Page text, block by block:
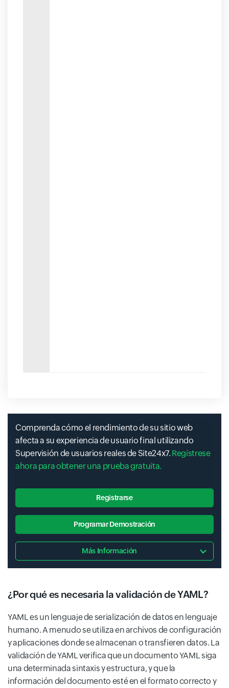
Comprenda cómo el rendimiento de su sitio web
afecta a su experiencia de usuario final utilizando
Supervisión de usuarios reales de Site24x7. Regístrese
ahora para obtener una prueba gratuita.
Registrarse
Programar Demostración
Más Información
¿Por qué es necesaria la validación de YAML?
YAML es un lenguaje de serialización de datos en lenguaje
humano. A menudo se utiliza en archivos de configuración
y aplicaciones donde se almacenan o transfieren datos. La
validación de YAML verifica que un documento YAML siga
una determinada sintaxis y estructura, y que la
información del documento esté en el formato correcto y